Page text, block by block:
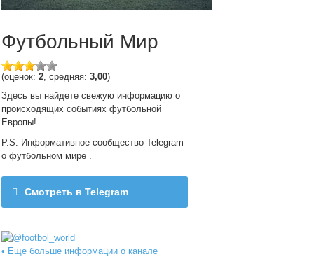
Футбольный Мир
(оценок:2, средняя:3,00)
Здесь вы найдете свежую информацию о
происходящих событиях футбольной
Европы!
P.S. Информативное сообщество Telegram
о футбольном мире .
Смотреть в Telegram
• Еще больше информации о канале